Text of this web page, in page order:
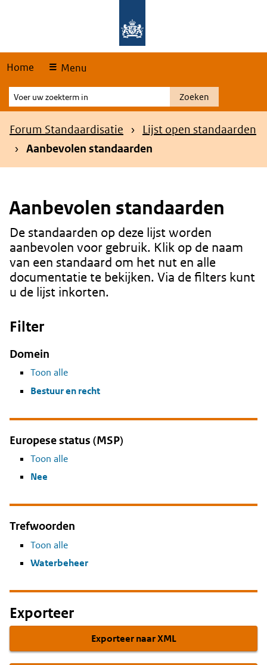
Home Menu
Voer
uw
zoekterm
Zoeken
Kruimelpad
Forum Standaardisatie
Lijst open standaarden
Aanbevolen standaarden
Aanbevolen standaarden
Content
De standaarden op deze lijst worden
aanbevolen voor gebruik. Klik op de naam
van een standaard om het nut en alle
documentatie te bekijken. Via de filters kunt
u de lijst inkorten.
Filter
Domein
Toon alle
Bestuur en recht
Europese status (MSP)
Toon alle
Nee
Trefwoorden
Toon alle
Waterbeheer
Exporteer
Exporteer naar XML